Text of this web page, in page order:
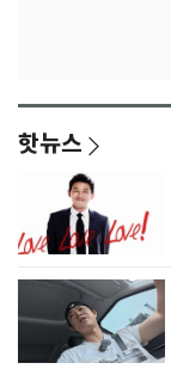
핫뉴스